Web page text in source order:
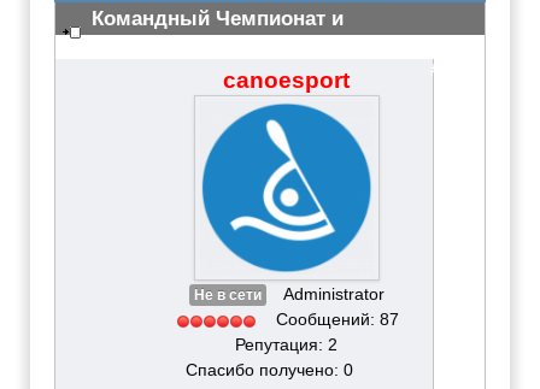
Командный Чемпионат и
#3052
canoesport
Не в сети
Administrator
Сообщений: 87
Репутация: 2
Спасибо получено: 0